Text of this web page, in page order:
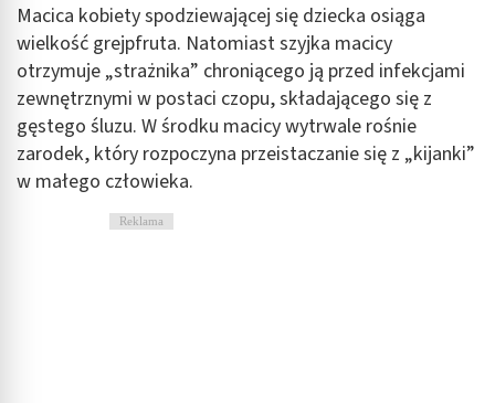
Macica kobiety spodziewającej się dziecka osiąga
wielkość grejpfruta. Natomiast szyjka macicy
otrzymuje „strażnika” chroniącego ją przed infekcjami
zewnętrznymi w postaci czopu, składającego się z
gęstego śluzu. W środku macicy wytrwale rośnie
zarodek, który rozpoczyna przeistaczanie się z „kijanki”
w małego człowieka.
Reklama